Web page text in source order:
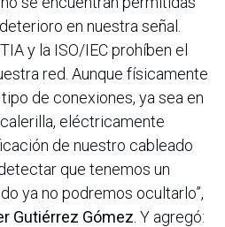
en nuestra señal.
y la ISO/IEC prohíben el
red. Aunque físicamente
de conexiones, ya sea en
eléctricamente
de nuestro cableado
que tenemos un
ya no podremos ocultarlo”,
Gutiérrez Gómez . Y agregó: